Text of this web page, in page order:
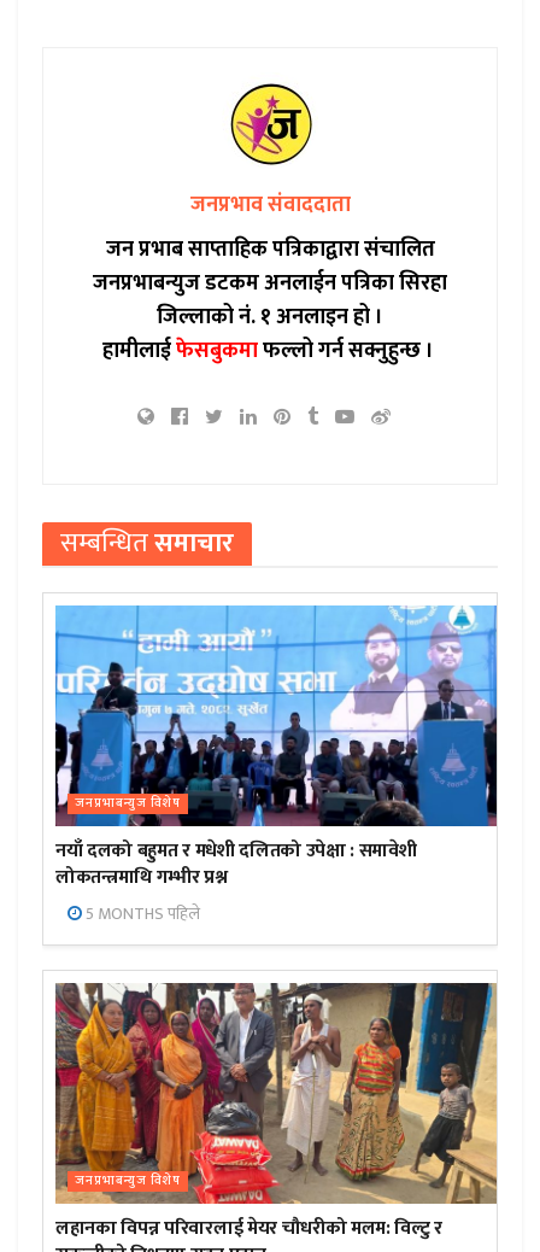
जनप्रभाव संवाददाता
जन प्रभाब साप्ताहिक पत्रिकाद्वारा संचालित
जनप्रभाबन्युज डटकम अनलाईन पत्रिका सिरहा
जिल्लाको नं. १ अनलाइन हो ।
हामीलाईफेसबुकमाफल्लो गर्न सक्नुहुन्छ ।
सम्बन्धितसमाचार
जनप्रभाबन्युज विशेष
नयाँ दलको बहुमत र मधेशी दलितको उपेक्षा : समावेशी
लोकतन्त्रमाथि गम्भीर प्रश्न
5 MONTHS पहिले
जनप्रभाबन्युज विशेष
लहानका विपन्न परिवारलाई मेयर चौधरीको मलम: विल्टु र